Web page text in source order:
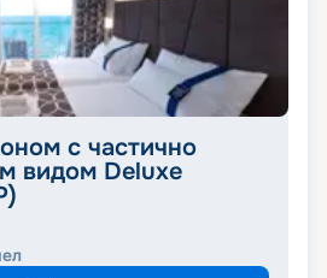
с частично
видом Deluxe